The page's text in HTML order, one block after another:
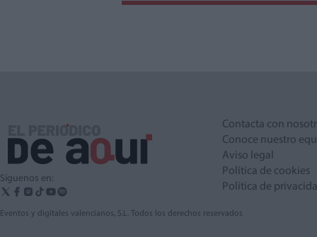
Síguenos en:
Contacta con
Conoce nuestro
Aviso legal
Política de cookies
Política de
Eventos y digitales valencianos, S.L. Todos los derechos reservados